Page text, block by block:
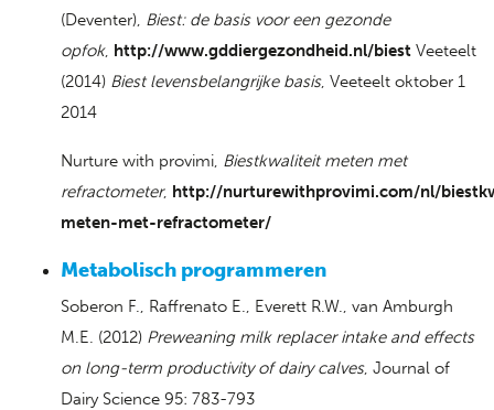
(Deventer), Biest: de basis voor een gezonde
opfok, http://www.gddiergezondheid.nl/biest Veeteelt
(2014) Biest levensbelangrijke basis, Veeteelt oktober 1
2014
Nurture with provimi, Biestkwaliteit meten met
refractometer, http://nurturewithprovimi.com/nl/
meten-met-refractometer/
Metabolisch programmeren
Soberon F., Raffrenato E., Everett R.W., van Amburgh
M.E. (2012) Preweaning milk replacer intake and effects
on long-term productivity of dairy calves, Journal of
Dairy Science 95: 783-793